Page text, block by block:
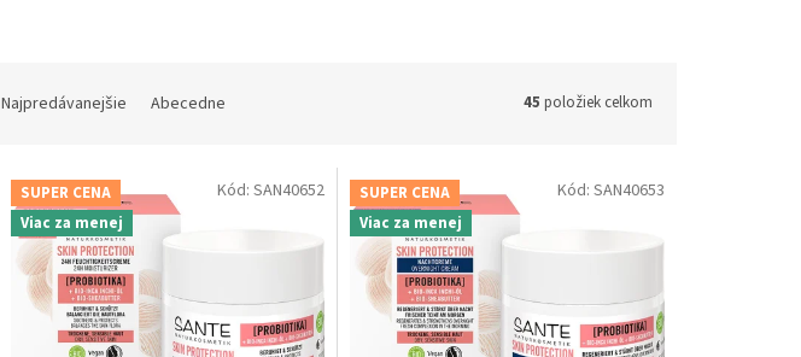
Najpredávanejšie Abecedne 45 položiek celkom
SUPER CENA
Viac za menej
Kód: SAN40652
SUPER CENA
Viac za menej
Kód: SAN40653